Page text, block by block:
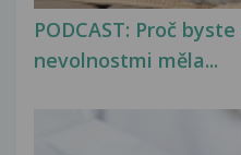
PODCAST: Proč
nevolnostmi měla...